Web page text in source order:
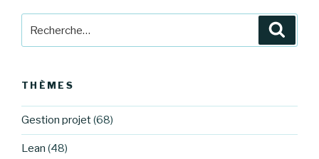
THÈMES
Gestion projet(68)
Lean (48)